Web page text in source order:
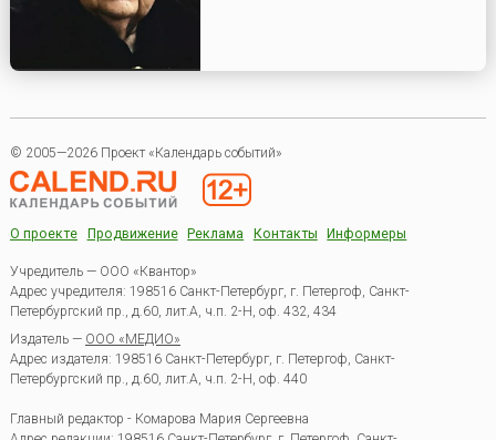
© 2005—2026 Проект «Календарь событий»
О проекте Продвижение Реклама Контакты Информеры
Учредитель — ООО «Квантор»
Адрес учредителя: 198516 Санкт-Петербург, г. Петергоф, Санкт-
Петербургский пр., д.60, лит.А, ч.п. 2-Н, оф. 432, 434
Издатель — ООО «МЕДИО»
Адрес издателя: 198516 Санкт-Петербург, г. Петергоф, Санкт-
Петербургский пр., д.60, лит.А, ч.п. 2-Н, оф. 440
Главный редактор - Комарова Мария Сергеевна